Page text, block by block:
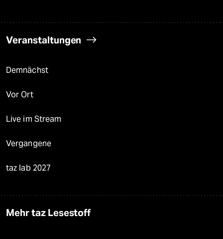
Veranstaltungen
Demnächst
Vor Ort
Live im Stream
Vergangene
taz lab 2027
Mehr taz Lesestoff